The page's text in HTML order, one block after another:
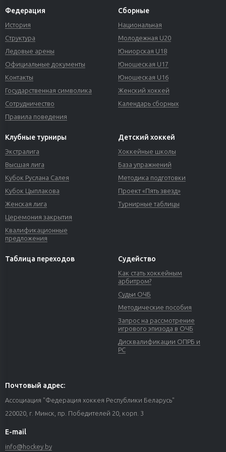
Федерация
История
Структура
Ледовые арены
Официальные документы
Контакты
Государственная символика
Сотрудничество
Правила поведения
Сборные
Национальная
Молодежная U20
Юниорская U18
Юношеская U17
Юношеская U16
Женский хоккей
Календарь сборных
Клубные турниры
Экстралига
Высшая лига
Кубок Руслана Салея
Кубок Цыплакова
Женская лига
Церемония закрытия
Квалификационные
предложения
Детский хоккей
Хоккейные школы
База упражнений
Методика подготовки
Проект «Пять звезд»
Турнирные таблицы
Таблица переходов Судейство
Как стать хоккейным
арбитром?
Судьи ОЧБ
Методические пособия
Запрос на рассмотрение
игрового эпизода в ОЧБ
Дисквалификации ОПРБ и
РС
Почтовый адрес:
Ассоциация "Федерация хоккея Республики Беларусь"
220020, г. Минск, пр. Победителей 20, корп. 3
E-mail
info@hockey.by